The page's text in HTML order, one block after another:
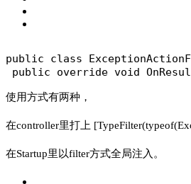
public class
public override void
使用方式有两种，
在controller里打上
在Startup里以filter方式全局注入。